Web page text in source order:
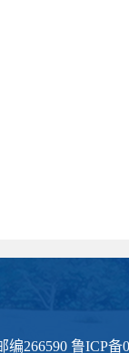
266590 鲁ICP备